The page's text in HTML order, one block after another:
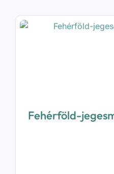
Fehérföld-